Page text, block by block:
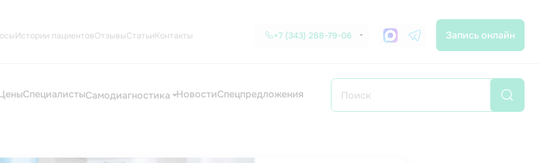
Истории пациентовОтзывыСтатьиКонтакты +7 (343) 288-79-06 Запись онлайн
СпециалистыСамодиагностика НовостиСпецпредложения